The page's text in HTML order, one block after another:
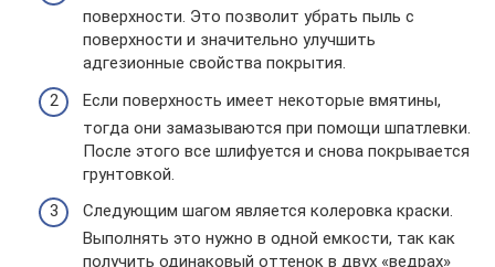
поверхности. Это позволит убрать пыль с
поверхности и значительно улучшить
адгезионные свойства покрытия.
Если поверхность имеет некоторые вмятины,
тогда они замазываются при помощи шпатлевки.
После этого все шлифуется и снова покрывается
грунтовкой.
Следующим шагом является колеровка краски.
Выполнять это нужно в одной емкости, так как
получить одинаковый оттенок в двух «ведрах»